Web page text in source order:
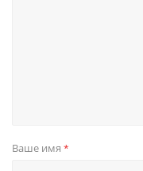
Ваше имя *